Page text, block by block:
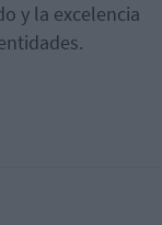
y la excelencia